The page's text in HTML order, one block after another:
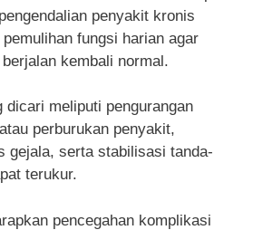
penyakit kronis
fungsi harian agar
kembali normal.
dicari meliputi pengurangan
perburukan penyakit,
gejala, serta stabilisasi tanda-
terukur.
pencegahan komplikasi